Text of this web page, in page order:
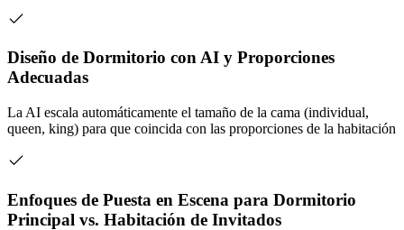
Diseño de Dormitorio con AI y Proporciones
Adecuadas
La AI escala automáticamente el tamaño de la cama (individual,
queen, king) para que coincida con las proporciones de la habitación
Enfoques de Puesta en Escena para Dormitorio
Principal vs. Habitación de Invitados